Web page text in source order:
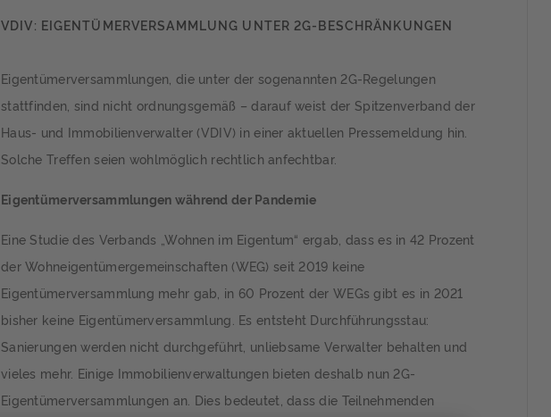
VDIV: EIGENTÜMERVERSAMMLUNG UNTER 2G-BESCHRÄNKUNGEN
Eigentümerversammlungen, die unter der sogenannten 2G-Regelungen
stattfinden, sind nicht ordnungsgemäß – darauf weist der Spitzenverband der
Haus- und Immobilienverwalter (VDIV) in einer aktuellen Pressemeldung hin.
Solche Treffen seien wohlmöglich rechtlich anfechtbar.
Eigentümerversammlungen während der Pandemie
Eine Studie des Verbands „Wohnen im Eigentum“ ergab, dass es in 42 Prozent
der Wohneigentümergemeinschaften (WEG) seit 2019 keine
Eigentümerversammlung mehr gab, in 60 Prozent der WEGs gibt es in 2021
bisher keine Eigentümerversammlung. Es entsteht Durchführungsstau:
Sanierungen werden nicht durchgeführt, unliebsame Verwalter behalten und
vieles mehr. Einige Immobilienverwaltungen bieten deshalb nun 2G-
Eigentümerversammlungen an. Dies bedeutet, dass die Teilnehmenden